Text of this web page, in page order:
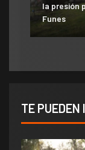
la presión
Funes
aumento
TE PUEDEN